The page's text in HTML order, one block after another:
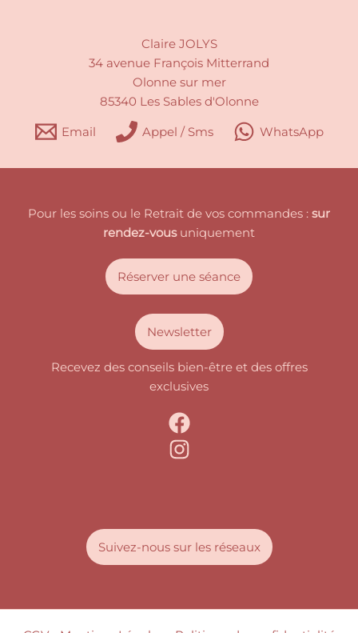
Claire JOLYS
34 avenue François Mitterrand
Olonne sur mer
85340 Les Sables d'Olonne
Email Appel / Sms WhatsApp
Pour les soins ou le Retrait de vos commandes : sur
rendez-vousuniquement
Réserver une séance
Newsletter
Recevez des conseils bien-être et des offres
exclusives
Suivez-nous sur les réseaux